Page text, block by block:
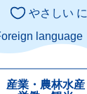
こ
やさしい
language
産業・農林水産